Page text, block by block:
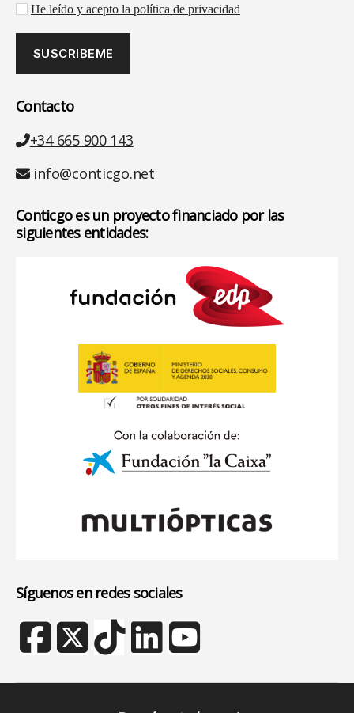
Aceptación de la política de privacidad
He leído y acepto la política de privacidad
Contacto
Teléfono
+34 665 900 143
Email
info@conticgo.net
Conticgo es un proyecto financiado por las
siguientes entidades:
Síguenos en redes sociales